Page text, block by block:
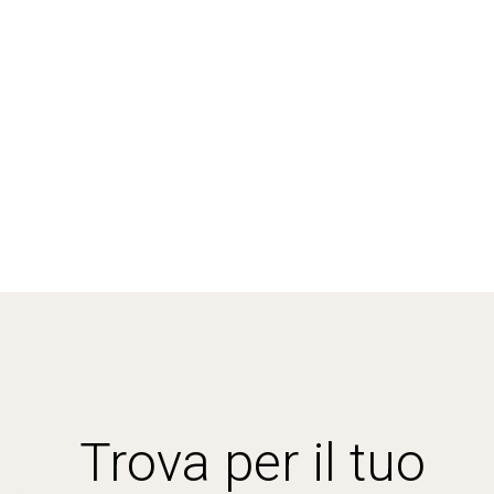
Trova per il tuo